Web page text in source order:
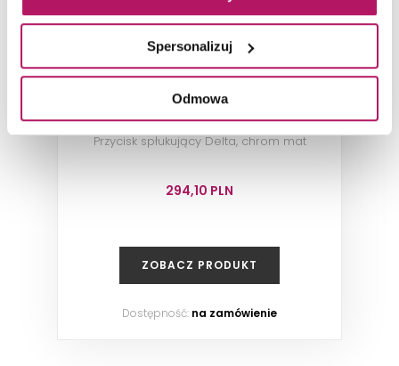
Spersonalizuj
Odmowa
Geberit Delta25 115.125.46.5
Przycisk spłukujący Delta, chrom mat
294,10 PLN
ZOBACZ PRODUKT
Dostępność: na zamówienie